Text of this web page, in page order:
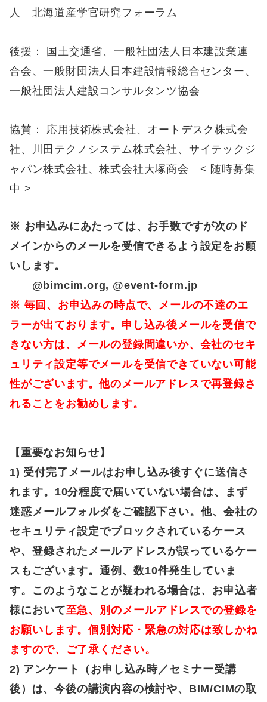
人 北海道産学官研究フォーラム
後援： 国土交通省、一般社団法人日本建設業連
合会、一般財団法人日本建設情報総合センター、
一般社団法人建設コンサルタンツ協会
協賛： 応用技術株式会社、オートデスク株式会
社、川田テクノシステム株式会社、サイテックジ
ャパン株式会社、株式会社大塚商会 < 随時募集
中 >
※ お申込みにあたっては、お手数ですが次のド
メインからのメールを受信できるよう設定をお願
いします。
@bimcim.org, @event-form.jp
※ 毎回、お申込みの時点で、メールの不達のエ
ラーが出ております。申し込み後メールを受信で
きない方は、メールの登録間違いか、会社のセキ
ュリティ設定等でメールを受信できていない可能
性がございます。他のメールアドレスで再登録さ
れることをお勧めします。
【重要なお知らせ 】
1) 受付完了メールはお申し込み後すぐに送信さ
れます。10分程度で届いていない場合は、まず
迷惑メールフォルダをご確認下さい。他、会社の
セキュリティ設定でブロックされているケース
や、登録されたメールアドレスが誤っているケー
スもございます。通例、数10件発生していま
す。このようなことが疑われる場合は、お申込者
様において至急、別のメールアドレスでの登録を
お願いします。個別対応・緊急の対応は致しかね
ますので、ご了承ください。
2) アンケート（お申し込み時／セミナー受講
後）は、今後の講演内容の検討や、BIM/CIMの取